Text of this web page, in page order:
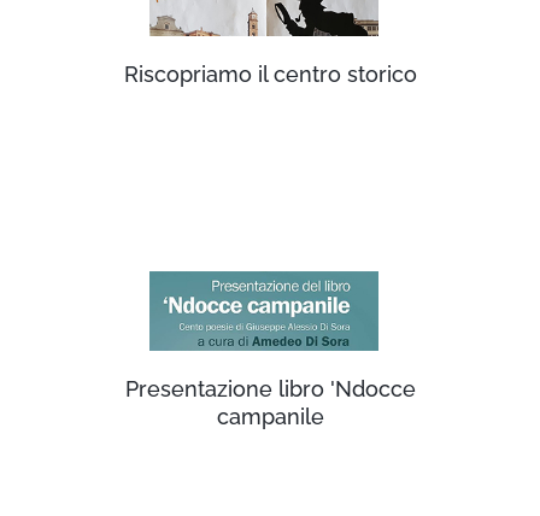
Riscopriamo il centro storico
Presentazione libro 'Ndocce
campanile